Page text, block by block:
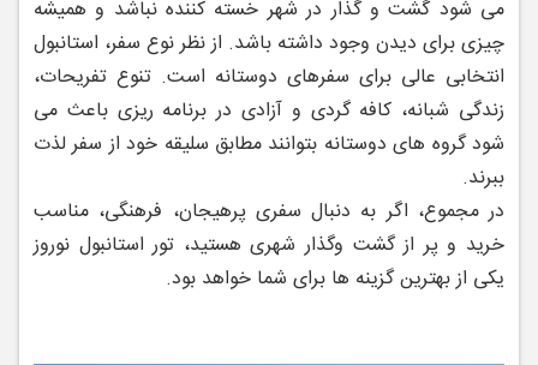
می‌ شود گشت ‌و گذار در شهر خسته ‌کننده نباشد و همیشه
چیزی برای دیدن وجود داشته باشد. از نظر نوع سفر، استانبول
انتخابی عالی برای سفرهای دوستانه است. تنوع تفریحات،
زندگی شبانه، کافه ‌گردی و آزادی در برنامه‌ ریزی باعث می
‌شود گروه‌ های دوستانه بتوانند مطابق سلیقه خود از سفر لذت
ببرند.
در مجموع، اگر به دنبال سفری پرهیجان، فرهنگی، مناسب
خرید و پر از گشت ‌وگذار شهری هستید، تور استانبول نوروز
یکی از بهترین گزینه ‌ها برای شما خواهد بود.